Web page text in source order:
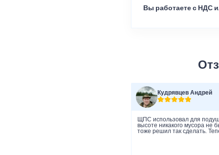
Вы работаете с НДС
Кудрявцев Андрей
ЩПС использовал для
высоте никакого мусора не
тоже решил так сделать.